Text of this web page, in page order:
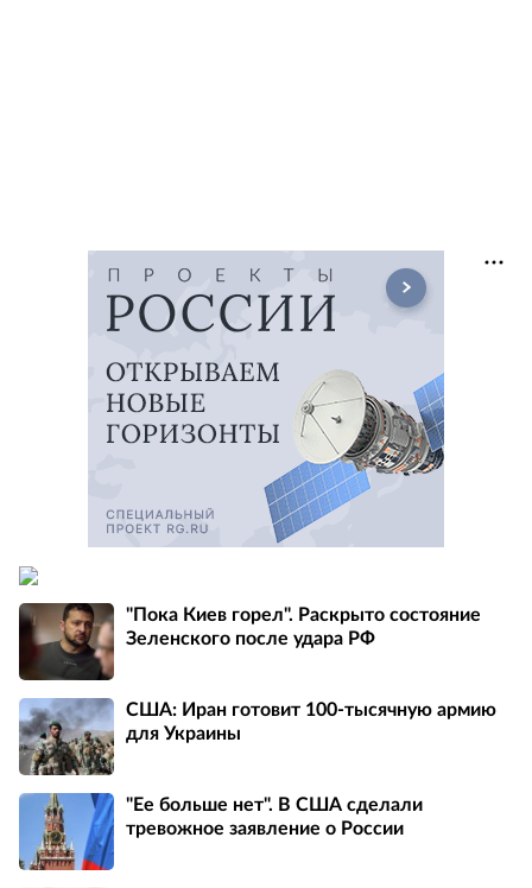
"Пока Киев горел". Раскрыто состояние
Зеленского после удара РФ
США: Иран готовит 100-тысячную армию
для Украины
"Ее больше нет". В США сделали
тревожное заявление о России